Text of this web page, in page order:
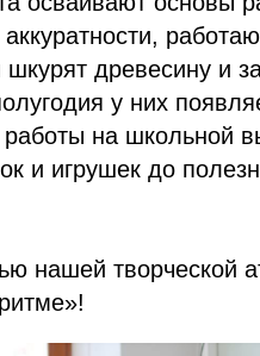
аккуратности,
древесину и
у них
работы на школьной
и игрушек до
нашей творческой